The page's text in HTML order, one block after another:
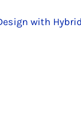
with Hybrid